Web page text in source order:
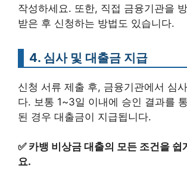
작성하세요. 또한, 직접 금융기관을
받은 후 신청하는 방법도 있습니다.
4. 심사 및 대출금 지급
신청 서류 제출 후, 금융기관에서 심
다. 보통 1~3일 이내에 승인 결과를
된 경우 대출금이 지급됩니다.
✅ 카뱅 비상금 대출의 모든 조건을 쉽
요.